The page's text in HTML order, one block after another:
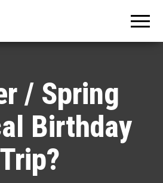
/ Spring
Birthday
Trip?